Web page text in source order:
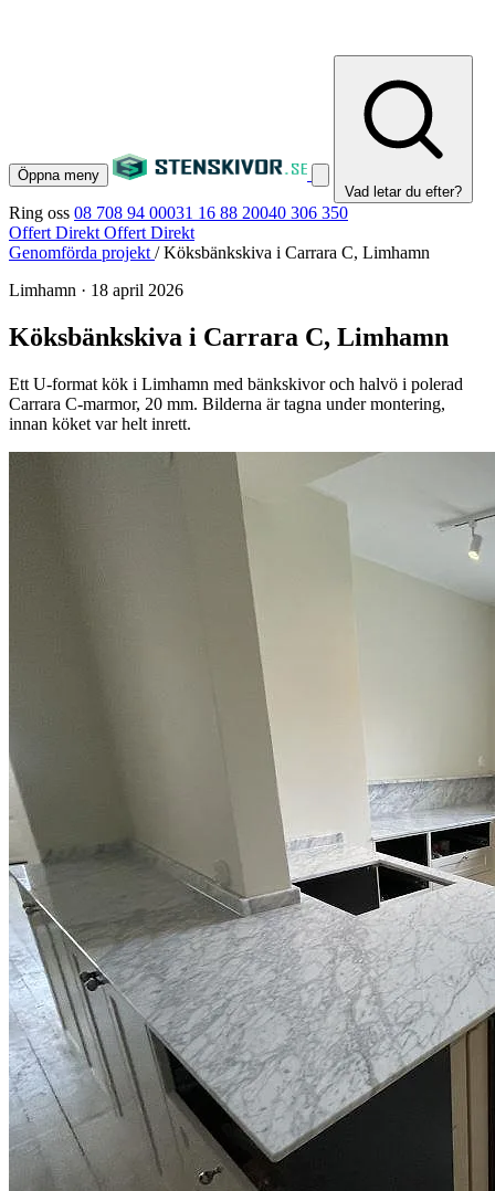
Öppna meny
Vad letar du efter?
Ring oss 08 708 94 00031 16 88 20040 306 350
Offert Direkt Offert Direkt
Genomförda projekt / Köksbänkskiva i Carrara C, Limhamn
Limhamn · 18 april 2026
Köksbänkskiva i Carrara C, Limhamn
Ett U-format kök i Limhamn med bänkskivor och halvö i polerad
Carrara C-marmor, 20 mm. Bilderna är tagna under montering,
innan köket var helt inrett.